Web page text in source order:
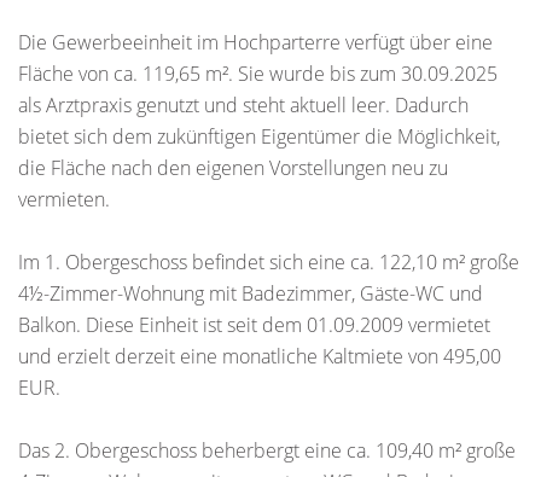
Die Gewerbeeinheit im Hochparterre verfügt über eine
Fläche von ca. 119,65 m². Sie wurde bis zum 30.09.2025
als Arztpraxis genutzt und steht aktuell leer. Dadurch
bietet sich dem zukünftigen Eigentümer die Möglichkeit,
die Fläche nach den eigenen Vorstellungen neu zu
vermieten.
Im 1. Obergeschoss befindet sich eine ca. 122,10 m² große
4½-Zimmer-Wohnung mit Badezimmer, Gäste-WC und
Balkon. Diese Einheit ist seit dem 01.09.2009 vermietet
und erzielt derzeit eine monatliche Kaltmiete von 495,00
EUR.
Das 2. Obergeschoss beherbergt eine ca. 109,40 m² große